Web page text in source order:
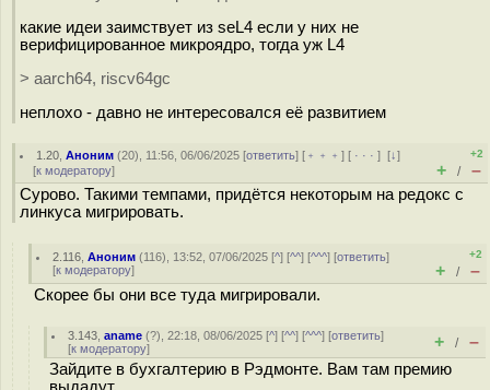
какие идеи заимствует из seL4 если у них не
верифицированное микроядро, тогда уж L4
> aarch64, riscv64gc
неплохо - давно не интересовался её развитием
1.20 ,Аноним (20), 11:56, 06/06/2025 [ответить] [ ﹢﹢﹢] [ · · ·][↓]
[к модератору]
+2
+ / –
Сурово. Такими темпами, придётся некоторым на редокс с
линкуса мигрировать.
2.116 ,Аноним (116), 13:52, 07/06/2025 [^] [^^] [^^^] [ответить]
[к модератору]
+2
+ / –
Скорее бы они все туда мигрировали.
3.143 ,aname (?), 22:18, 08/06/2025 [^] [^^] [^^^] [ответить]
[к модератору] + / –
Зайдите в бухгалтерию в Рэдмонте. Вам там премию